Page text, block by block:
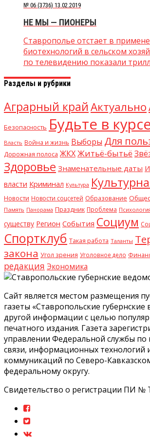
№ 06 (3736) 13.02.2019
НЕ МЫ — ПИОНЕРЫ
Ставрополье отстает в
биотехнологий в сельском
по телевидению показали
Разделы и рубрики
Аграрный крайАктуально
Безопасность Будьте в
Власть Война и жизнь Выборы Для
Дорожная полоса ЖКХЖитьё-бытьё
Здоровье Знаменательные даты
власти Криминал Культура
Новости Новости соцсетей Образование
Память Панорама Праздник Проблема
существу Регион События Социум
Спортклуб Такая работа Таланты
закона Угол зрения Уголовное дело
редакция Экономика
Сайт является местом размещения
газеты «Ставропольские губернские
другой информации с целью
печатного издания. Газета
управлении Федеральной службы по
связи, информационных технологий
коммуникаций по Северо-
федеральному округу.
Свидетельство о регистрации ПИ №